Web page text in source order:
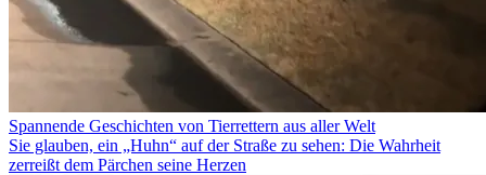
Spannende Geschichten von Tierrettern aus aller Welt
Sie glauben, ein „Huhn“ auf der Straße zu sehen: Die Wahrheit
zerreißt dem Pärchen seine Herzen